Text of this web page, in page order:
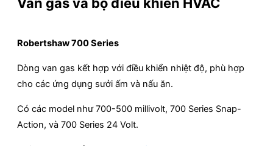
Robertshaw 700 Series
Dòng van gas kết hợp với điều khiển nhiệt độ, phù hợp
cho các ứng dụng sưởi ấm và nấu ăn.
Có các model như 700-500 millivolt, 700 Series Snap-
Action, và 700 Series 24 Volt.